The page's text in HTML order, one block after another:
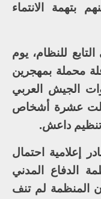
بتهمة الانتماء
للنظام، يوم
محملة بمهجرين
الجيش العربي
عشرة أشخاص
تنظيم داعش.
إعلامية احتمال
الدفاع المدني
المنظمة لم تنف